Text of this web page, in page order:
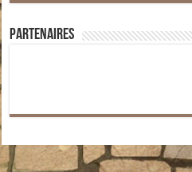
Partenaires